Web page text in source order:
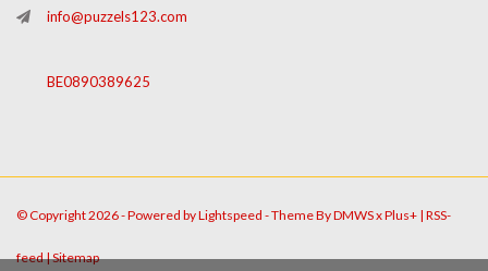
info@puzzels123.com
BE0890389625
© Copyright 2026 - Powered byLightspeed - Theme ByDMWSxPlus+ | RSS-
feed|Sitemap